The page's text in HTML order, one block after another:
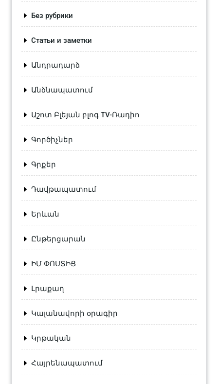
Без рубрики
Статьи и заметки
Անդրադարձ
Անձնապատում
Աշոտ Բլեյան բլոգ TV-Ռադիո
Գործիչներ
Գրքեր
Դավթապատում
Երևան
Ընթերցարան
ԻՄ ՓՈՍՏԻՑ
Լրաքաղ
Կալանավորի օրագիր
Կրթական
Հայրենապատում